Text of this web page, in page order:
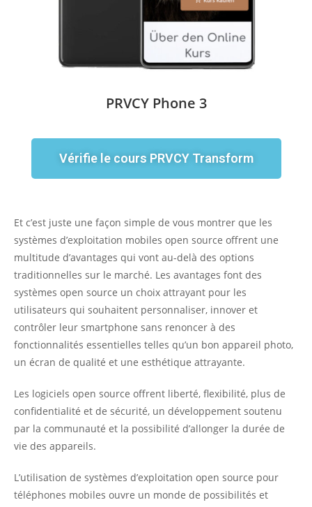
PRVCY Phone 3
Vérifie le cours PRVCY Transform
Et c’est juste une façon simple de vous montrer que les
systèmes d’exploitation mobiles open source offrent une
multitude d’avantages qui vont au-delà des options
traditionnelles sur le marché. Les avantages font des
systèmes open source un choix attrayant pour les
utilisateurs qui souhaitent personnaliser, innover et
contrôler leur smartphone sans renoncer à des
fonctionnalités essentielles telles qu’un bon appareil photo,
un écran de qualité et une esthétique attrayante.
Les logiciels open source offrent liberté, flexibilité, plus de
confidentialité et de sécurité, un développement soutenu
par la communauté et la possibilité d’allonger la durée de
vie des appareils.
L’utilisation de systèmes d’exploitation open source pour
téléphones mobiles ouvre un monde de possibilités et